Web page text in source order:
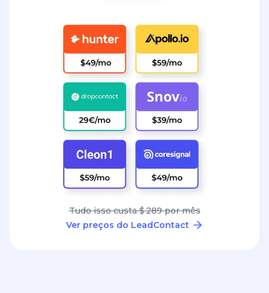
Tudo isso custa $ 289 por mês
Ver preços do LeadContact